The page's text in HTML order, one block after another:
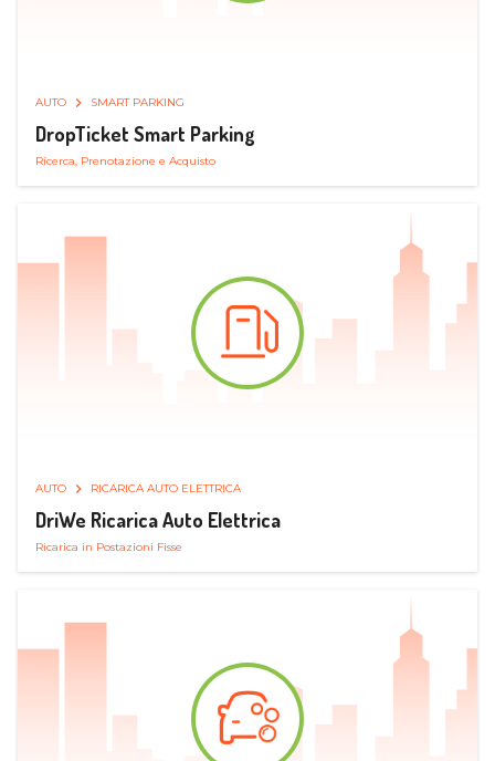
AUTO SMART PARKING
DropTicket Smart Parking
Ricerca, Prenotazione e Acquisto
AUTO RICARICA AUTO ELETTRICA
DriWe Ricarica Auto Elettrica
Ricarica in Postazioni Fisse